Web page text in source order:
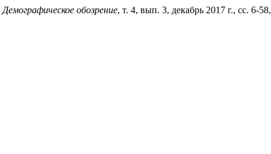
Демографическое обозрение, т. 4, вып. 3, декабрь 2017 г., сс. 6-58,